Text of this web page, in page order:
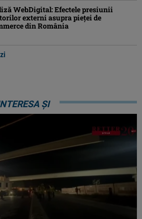
WebDigital: Efectele presiunii
externi asupra pieței de
din România
ȘI